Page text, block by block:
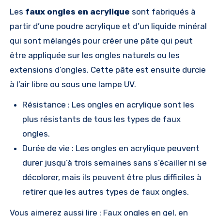
Les faux ongles en acrylique sont fabriqués à
partir d’une poudre acrylique et d’un liquide minéral
qui sont mélangés pour créer une pâte qui peut
être appliquée sur les ongles naturels ou les
extensions d’ongles. Cette pâte est ensuite durcie
à l’air libre ou sous une lampe UV.
Résistance : Les ongles en acrylique sont les
plus résistants de tous les types de faux
ongles.
Durée de vie : Les ongles en acrylique peuvent
durer jusqu’à trois semaines sans s’écailler ni se
décolorer, mais ils peuvent être plus difficiles à
retirer que les autres types de faux ongles.
Vous aimerez aussi lire : Faux ongles en gel, en